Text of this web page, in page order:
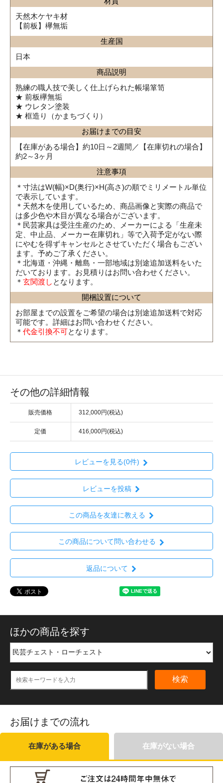
天然木ケヤキ材
【前板】欅無垢
生産国
日本
商品説明
熟練の職人技で美しく仕上げられた帳場箪笥
★ 前板欅無垢
★ ウレタン塗装
★ 框造り（かまちづくり）
お届けまでの目安
【在庫がある場合】約10日～2週間／【在庫切れの場合】
約2～3ヶ月
注意事項
＊寸法はW(幅)×D(奥行)×H(高さ)の順でミリメートル単位
で表示しています。
＊天然木を使用しているため、商品画像と実際の商品で
は多少色や木目が異なる場合がございます。
＊民芸家具は受注生産のため、メーカーによる「生産未
定、中止品、メーカー在庫切れ」等で入荷予定がない際
にやむを得ずキャンセルとさせていただく場合もござい
ます。予めご了承ください。
＊北海道・沖縄・離島・一部地域は別途追加送料をいた
だいております。お見積りはお問い合わせください。
＊ 玄関渡し となります。
開梱設置について
お部屋までの設置をご希望の場合は別途追加送料で対応
可能です。詳細はお問い合わせください。
＊ 代金引換不可となります。
その他の詳細情報
販売価格 312,000円(税込)
定価 416,000円(税込)
レビューを見る(0件)
レビューを投稿
この商品を友達に教える
この商品について問い合わせる
返品について
ほかの商品を探す
検索
お届けまでの流れ
在庫がある場合 在庫がない場合